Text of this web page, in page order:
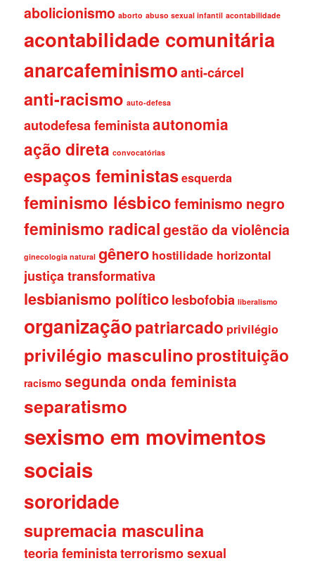
abolicionismo aborto abuso sexual infantil acontabilidade
acontabilidade comunitária
anarcafeminismoanti-cárcel
anti-racismo auto-defesa
autodefesa feministaautonomia
ação direta convocatórias
espaços feministasesquerda
feminismo lésbicofeminismo negro
feminismo radicalgestão da violência
ginecologia natural gênero hostilidade horizontal
justiça transformativa
lesbianismo políticolesbofobia liberalismo
organizaçãopatriarcado privilégio
privilégio masculinoprostituição
racismo segunda onda feminista
separatismo
sexismo em movimentos
sociais
sororidade
supremacia masculina
teoria feministaterrorismo sexual